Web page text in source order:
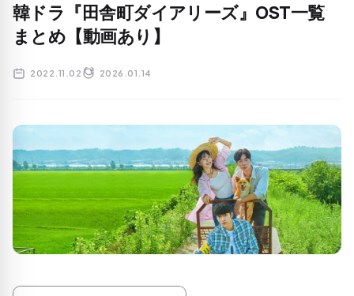
韓ドラ『田舎町ダイアリーズ』OST一覧
まとめ【動画あり】
2022.11.02 2026.01.14